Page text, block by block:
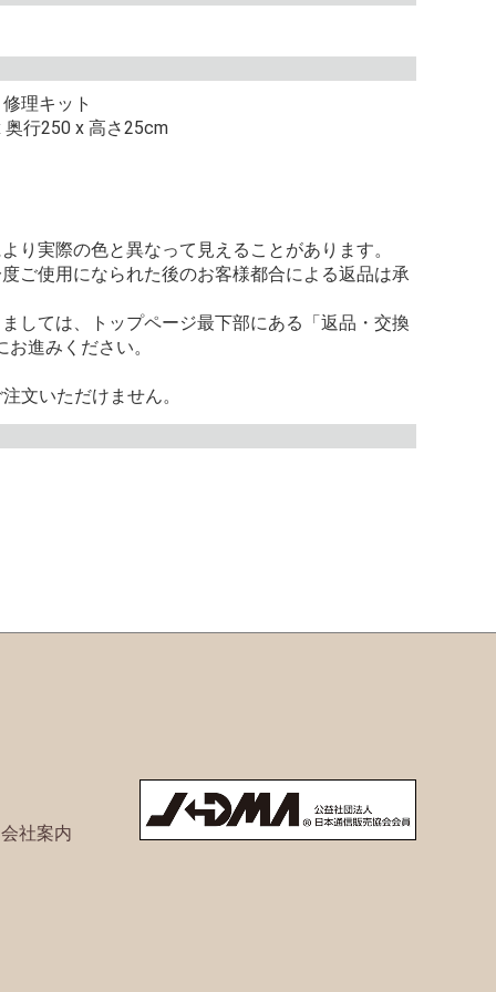
理キット
行250 x 高さ25cm
り実際の色と異なって見えることがあります。
ご使用になられた後のお客様都合による返品は承
しては、トップページ最下部にある「返品・交換
進みください。
文いただけません。
社案内